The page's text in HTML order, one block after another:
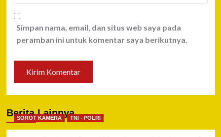
Simpan nama, email, dan situs web saya pada
peramban ini untuk komentar saya berikutnya.
Berita Lainnya
SOROT KAMERA TNI - POLRI